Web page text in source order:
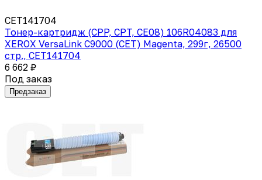
CET141704
Тонер-картридж (CPP, CPT, CE08) 106R04083 для
XEROX VersaLink C9000 (CET) Magenta, 299г, 26500
стр., CET141704
6 662 ₽
Под заказ
Предзаказ